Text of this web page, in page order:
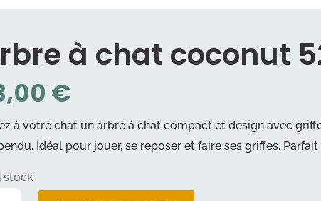
à chat coconut
€
à votre chat un arbre à chat compact et design avec
Idéal pour jouer, se reposer et faire ses griffes.
stock